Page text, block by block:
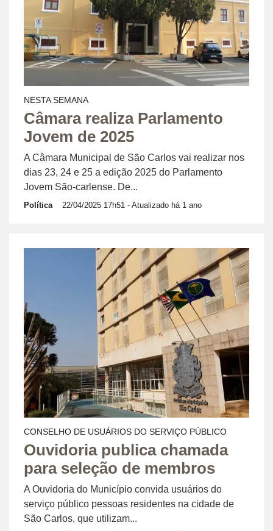
NESTA SEMANA
Câmara realiza Parlamento
Jovem de 2025
A Câmara Municipal de São Carlos vai realizar nos
dias 23, 24 e 25 a edição 2025 do Parlamento
Jovem São-carlense. De...
Política 22/04/2025 17h51 - Atualizado há 1 ano
CONSELHO DE USUÁRIOS DO SERVIÇO PÚBLICO
Ouvidoria publica chamada
para seleção de membros
A Ouvidoria do Município convida usuários do
serviço público pessoas residentes na cidade de
São Carlos, que utilizam...